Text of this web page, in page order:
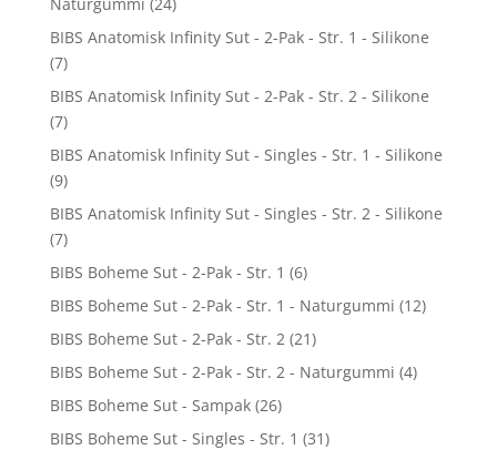
BIBS Anatomisk Infinity Sut - 2-Pak - Str. 1 - Silikone
(7)
BIBS Anatomisk Infinity Sut - 2-Pak - Str. 2 - Silikone
(7)
BIBS Anatomisk Infinity Sut - Singles - Str. 1 - Silikone
(9)
BIBS Anatomisk Infinity Sut - Singles - Str. 2 - Silikone
(7)
BIBS Boheme Sut - 2-Pak - Str. 1 (6)
BIBS Boheme Sut - 2-Pak - Str. 1 - Naturgummi (12)
BIBS Boheme Sut - 2-Pak - Str. 2 (21)
BIBS Boheme Sut - 2-Pak - Str. 2 - Naturgummi (4)
BIBS Boheme Sut - Sampak (26)
BIBS Boheme Sut - Singles - Str. 1 (31)